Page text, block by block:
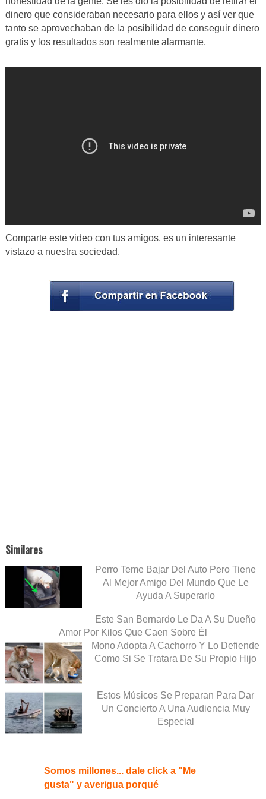
dinero que consideraban necesario para ellos y así ver que
tanto se aprovechaban de la posibilidad de conseguir dinero
gratis y los resultados son realmente alarmante.
Comparte este video con tus amigos, es un interesante
vistazo a nuestra sociedad.
Similares
Perro Teme Bajar Del Auto Pero Tiene
Al Mejor Amigo Del Mundo Que Le
Ayuda A Superarlo
Este San Bernardo Le Da A Su Dueño
Amor Por Kilos Que Caen Sobre Él
Mono Adopta A Cachorro Y Lo Defiende
Como Si Se Tratara De Su Propio Hijo
Estos Músicos Se Preparan Para Dar
Un Concierto A Una Audiencia Muy
Especial
Somos millones... dale click a "Me
gusta" y averigua porqué